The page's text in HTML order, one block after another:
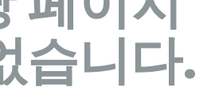
습니다.